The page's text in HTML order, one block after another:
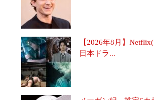
【2026年8月】
日本ドラ...